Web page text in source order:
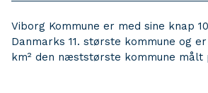
Viborg Kommune er med sine knap
Danmarks 11. største kommune og
km² den næststørste kommune målt